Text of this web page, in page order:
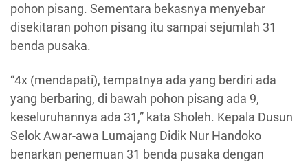
pohon pisang. Sementara bekasnya menyebar
disekitaran pohon pisang itu sampai sejumlah 31
benda pusaka.
“4x (mendapati), tempatnya ada yang berdiri ada
yang berbaring, di bawah pohon pisang ada 9,
keseluruhannya ada 31,” kata Sholeh. Kepala Dusun
Selok Awar-awa Lumajang Didik Nur Handoko
benarkan penemuan 31 benda pusaka dengan